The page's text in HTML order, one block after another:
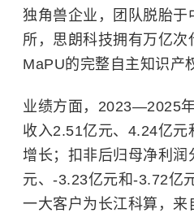
独角兽企业，团队脱胎
所，思朗科技拥有万亿次
MaPU的完整自主知识产
业绩方面，2023—2025
收入2.51亿元、4.24亿元
增长；扣非后归母净利润
元、-3.23亿元和-3.72亿
一大客户为长江科算，来